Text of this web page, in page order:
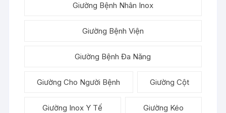
Giường Bệnh Nhân Inox
Giường Bệnh Viện
Giường Bệnh Đa Năng
Giường Cho Người Bệnh Giường Cột
Giường Inox Y Tế Giường Kéo